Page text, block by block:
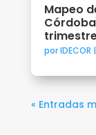
Mapeo
porIDECOR |
« Entradas